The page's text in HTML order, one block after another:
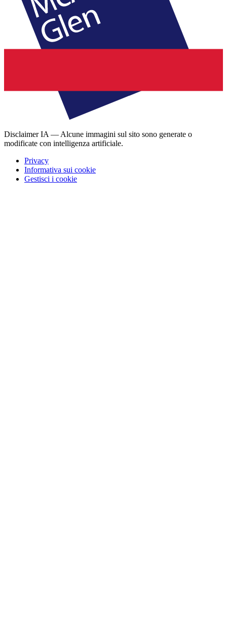
Disclaimer IA — Alcune immagini sul sito sono generate o
modificate con intelligenza artificiale.
Privacy
Informativa sui cookie
Gestisci i cookie